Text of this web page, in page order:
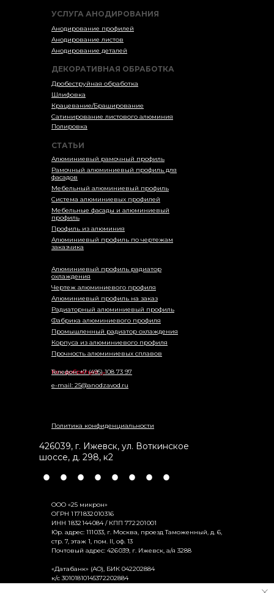
УСЛУГА АНОДИРОВАНИЯ
Анодирование профилей
Анодирование листов
Анодирование деталей
СТАТЬИ
Алюминиевый рамочный профиль
Система алюминиевых профилей
Профиль из алюминия
Алюминиевый профиль на заказ
Чертеж алюминиевого профиля
Корпуса из алюминиевого профиля
Промышленный радиатор охлаждения
Фабрика алюминиевого профиля
Прочность алюминиевых сплавов
Радиаторный алюминиевый профиль
Алюминиевый профиль радиатор
охлаждения
Алюминиевый профиль по чертежам
заказчика
Мебельные фасады и алюминиевый
профиль
Мебельный алюминиевый профиль
Рамочный алюминиевый профиль для
фасадов
Как добраться →
Телефон: +7 (495) 108 73 97
Политика конфиденциальности
ООО «25 микрон»
ОГРН 1 171 832 010 316
ИНН 1 832 144 084 / КПП 772 201 001
Юр. адрес: 111 033, г. Москва, проезд Таможенный, д. 6,
стр. 7, этаж 1, пом. II, оф. 13
Почтовый адрес: 426 039, г. Ижевск, а/я 3288
«Датабанк» (АО), БИК 042202884
к/с 30101810145372202884
e-mail: 25@anodzavod.ru
426039, г. Ижевск, ул. Воткинское
шоссе, д. 298, к2
• • • • • • • •
ДЕКОРАТИВНАЯ ОБРАБОТКА
Дробеструйная обработка
Шлифовка
Сатинирование листового алюминия
Крацевание/Браширование
Полировка